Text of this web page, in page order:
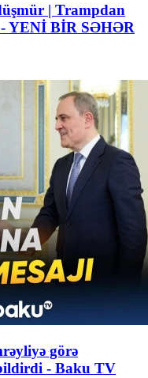
| Trampdan
- YENİ BİR SƏHƏR
görə
- Baku TV